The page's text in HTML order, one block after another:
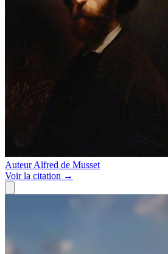
Auteur Alfred de Musset
Voirla citation →